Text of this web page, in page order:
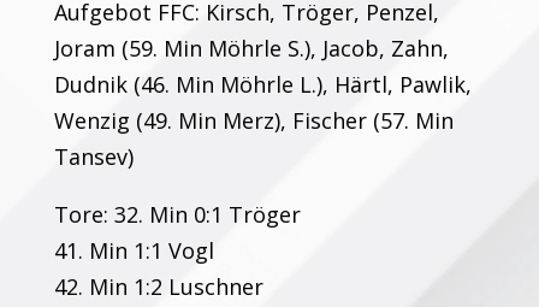
Aufgebot FFC: Kirsch, Tröger, Penzel,
Joram (59. Min Möhrle S.), Jacob, Zahn,
Dudnik (46. Min Möhrle L.), Härtl, Pawlik,
Wenzig (49. Min Merz), Fischer (57. Min
Tansev)
Tore: 32. Min 0:1 Tröger
41. Min 1:1 Vogl
42. Min 1:2 Luschner